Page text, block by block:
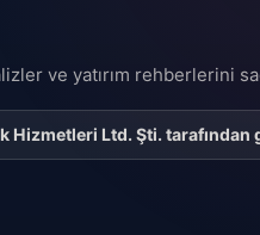
ve yatırım rehberlerini
Hizmetleri Ltd. Şti.